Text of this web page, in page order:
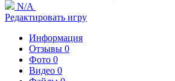
N/A
Редактировать игру
Информация
Отзывы 0
Фото 0
Видео 0